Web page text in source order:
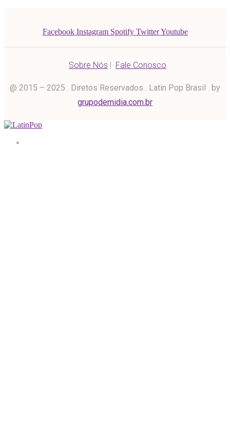
Facebook Instagram Spotify Twitter Youtube
Sobre Nós | Fale Conosco
@ 2015 – 2025 . Diretos Reservados . Latin Pop Brasil . by
grupodemidia.com.br